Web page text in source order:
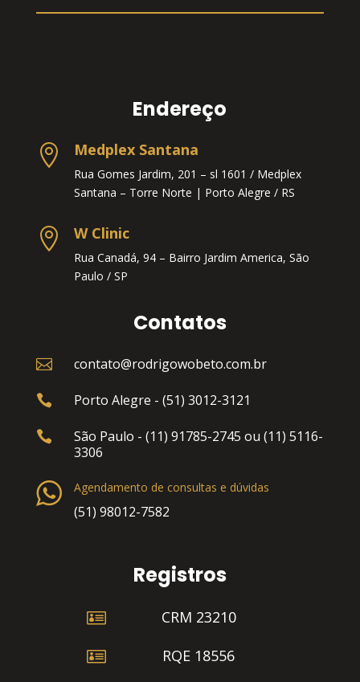
Endereço
 Medplex Santana
Rua Gomes Jardim, 201 – sl 1601 / Medplex
Santana – Torre Norte | Porto Alegre / RS
 W Clinic
Rua Canadá, 94 – Bairro Jardim America, São
Paulo / SP
Contatos
 contato@rodrigowobeto.com.br
 Porto Alegre - (51) 3012-3121

São Paulo - (11) 91785-2745 ou (11) 5116-
3306
Agendamento de consultas e dúvidas
(51) 98012-7582
Registros
 CRM 23210
 RQE 18556